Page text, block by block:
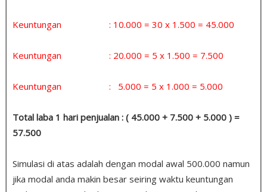
Keuntungan : 10.000 = 30 x 1.500 = 45.000
Keuntungan : 20.000 = 5 x 1.500 = 7.500
Keuntungan : 5.000 = 5 x 1.000 = 5.000
Total laba 1 hari penjualan : ( 45.000 + 7.500 + 5.000 ) =
57.500
Simulasi di atas adalah dengan modal awal 500.000 namun
jika modal anda makin besar seiring waktu keuntungan